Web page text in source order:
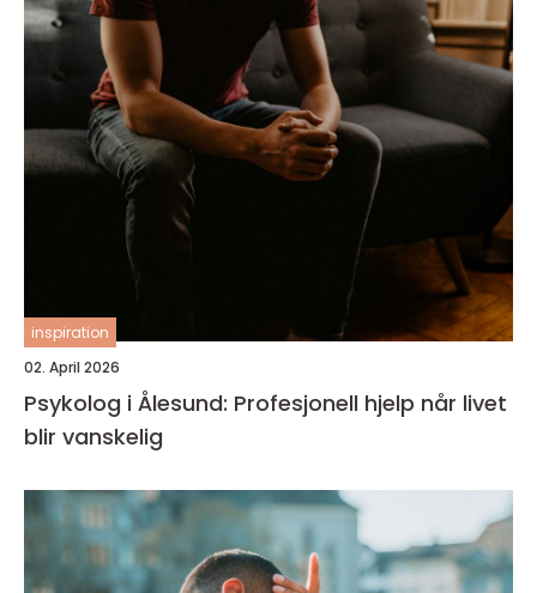
inspiration
02. April 2026
Psykolog i Ålesund: Profesjonell hjelp når livet
blir vanskelig